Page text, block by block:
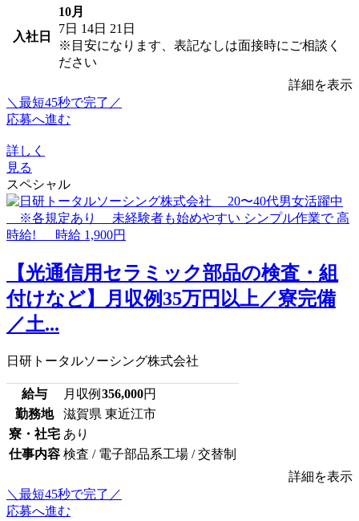
入社日
10月
7日 14日 21日
※目安になります、表記なしは面接時にご相談く
ださい
詳細を表示
＼最短45秒で完了／
応募へ進む
詳しく
見る
スペシャル
【光通信用セラミック部品の検査・組
付けなど】月収例35万円以上／寮完備
／土...
日研トータルソーシング株式会社
給与 月収例 356,000円
勤務地
滋賀県 東近江市
寮・社宅 あり
仕事内容 検査 / 電子部品系工場 / 交替制
詳細を表示
＼最短45秒で完了／
応募へ進む